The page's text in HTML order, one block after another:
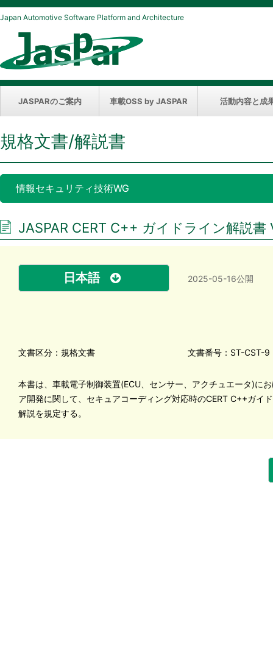
Japan Automotive Software Platform and Architecture
JASPARのご案内 車載OSS by JASPAR 活動内容と成
規格文書/解説書
情報セキュリティ技術WG
JASPAR CERT C++ ガイドライン解説書
日本語 2025-05-16公開
文書区分：規格文書 文書番号：ST-CST-9
本書は、車載電子制御装置(ECU、センサー、アクチュエータ)に
ア開発に関して、セキュアコーディング対応時のCERT C++ガイ
解説を規定する。